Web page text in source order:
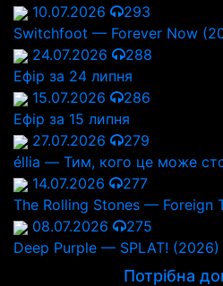
10.07.2026
293
Switchfoot — Forever Now
24.07.2026
288
Ефір за 24 липня
15.07.2026
286
Ефір за 15 липня
27.07.2026
279
éllia — Тим, кого це може
14.07.2026
277
The Rolling Stones — Foreign
08.07.2026
275
Deep Purple — SPLAT! (2026)
Потрібна